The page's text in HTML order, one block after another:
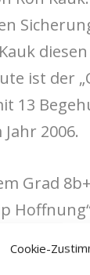
Cookie-
diesen
ist der
13
2006.
Grad
die